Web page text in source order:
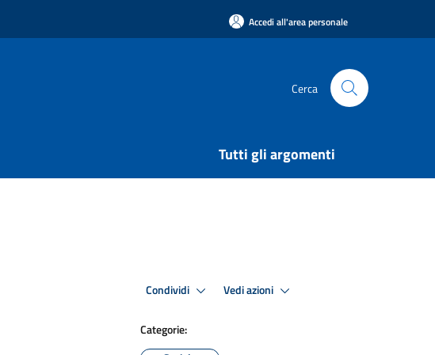
Accedi all'area personale
Cerca
Tutti gli argomenti
Condividi Vedi azioni
Categorie: